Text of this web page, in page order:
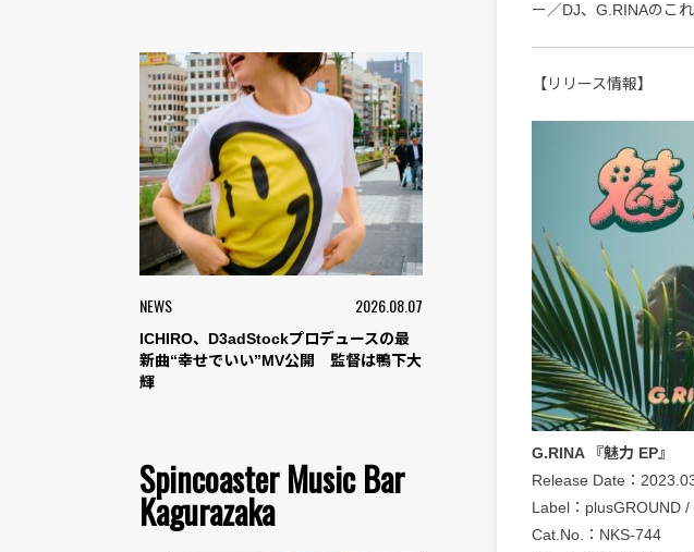
NEWS 2026.08.07
ICHIRO、D3adStockプロデュースの最
新曲“幸せでいい”MV公開 監督は鴨下大
輝
Spincoaster Music Bar
Kagurazaka
ー／DJ、G.RINAのこ
【リリース情報】
G.RINA 『魅力 EP』
Release Date：
Label：plusGROUND
Cat.No.：NKS-744